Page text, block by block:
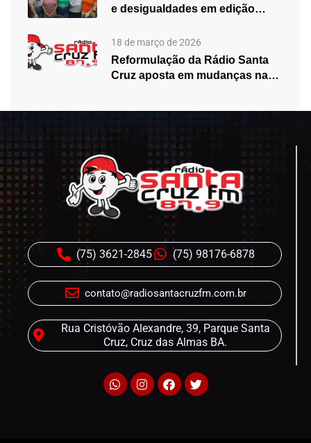
e desigualdades em edição
18 de março de 2026
Reformulação da Rádio Santa
Cruz aposta em mudanças na
(75) 3621-2845 (75) 98176-6878
contato@radiosantacruzfm.com.br
Rua Cristóvão Alexandre, 39, Parque Santa
Cruz, Cruz das Almas BA.